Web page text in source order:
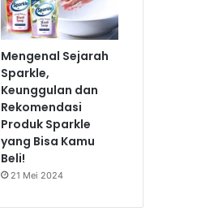
Mengenal Sejarah
Sparkle,
Keunggulan dan
Rekomendasi
Produk Sparkle
yang Bisa Kamu
Beli!
21 Mei 2024